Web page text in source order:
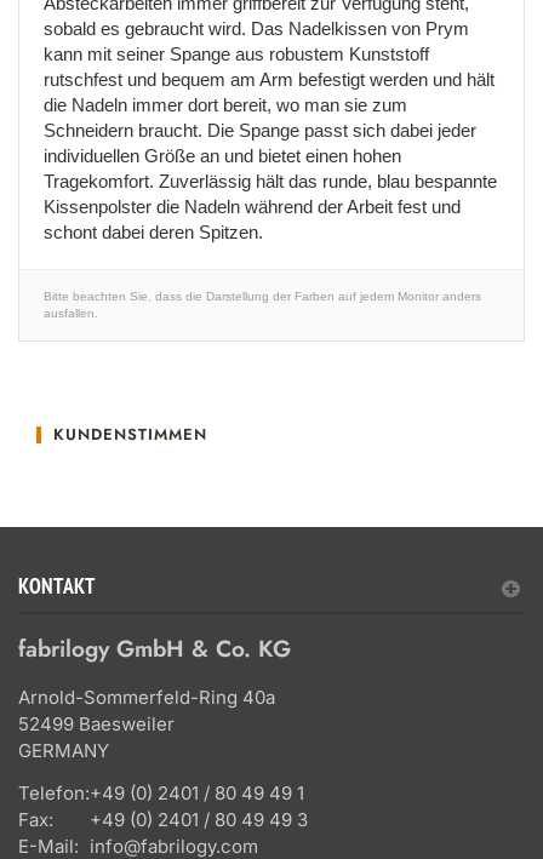
sobald es gebraucht wird. Das Nadelkissen von Prym
kann mit seiner Spange aus robustem Kunststoff
rutschfest und bequem am Arm befestigt werden und hält
die Nadeln immer dort bereit, wo man sie zum
Schneidern braucht. Die Spange passt sich dabei jeder
individuellen Größe an und bietet einen hohen
Tragekomfort. Zuverlässig hält das runde, blau bespannte
Kissenpolster die Nadeln während der Arbeit fest und
schont dabei deren Spitzen.
Bitte beachten Sie, dass die Darstellung der Farben auf jedem Monitor anders
ausfallen.
KUNDENSTIMMEN
KONTAKT
fabrilogy GmbH & Co. KG
Arnold-Sommerfeld-Ring 40a
52499 Baesweiler
GERMANY
Telefon:+49 (0) 2401 / 80 49 49 1
Fax:
+49 (0) 2401 / 80 49 49 3
E-Mail: info@fabrilogy.com